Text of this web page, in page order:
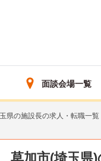
面談会場一覧
県の施設長の求人・転職一覧
草加市(埼玉県